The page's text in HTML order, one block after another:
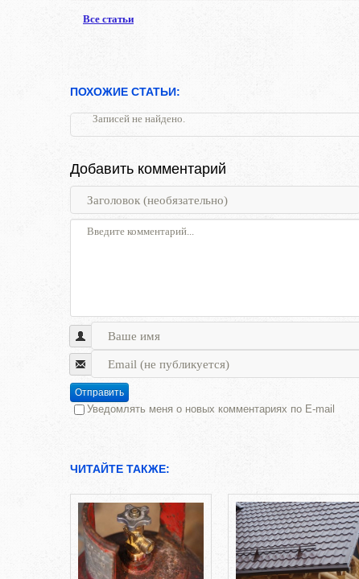
Все статьи
ПОХОЖИЕ СТАТЬИ:
Записей не найдено.
Добавить комментарий
Отправить
Уведомлять меня о новых комментариях по E-mail
ЧИТАЙТЕ ТАКЖЕ: